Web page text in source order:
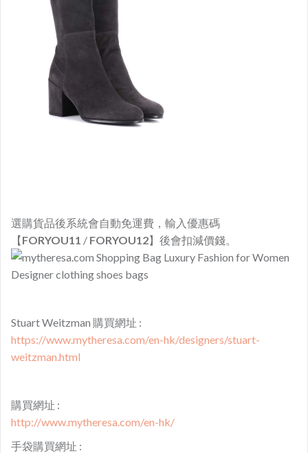
選購貨品後系統會自動免運費，輸入優惠碼
【FORYOU11 / FORYOU12】後會扣減價錢。
Stuart Weitzman 購買網址 :
https://www.mytheresa.com/en-hk/designers/stuart-
weitzman.html
購買網址 :​
http://www.mytheresa.com/en-hk/
手袋購買網址 :